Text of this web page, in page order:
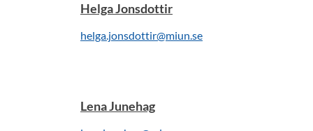
Helga Jonsdottir
helga.jonsdottir@miun.se
Lena Junehag